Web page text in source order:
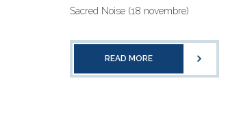
Sacred Noise (18 novembre)
READ MORE